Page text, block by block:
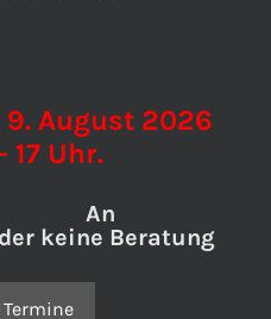
August 2026
17 Uhr.
keine Beratung